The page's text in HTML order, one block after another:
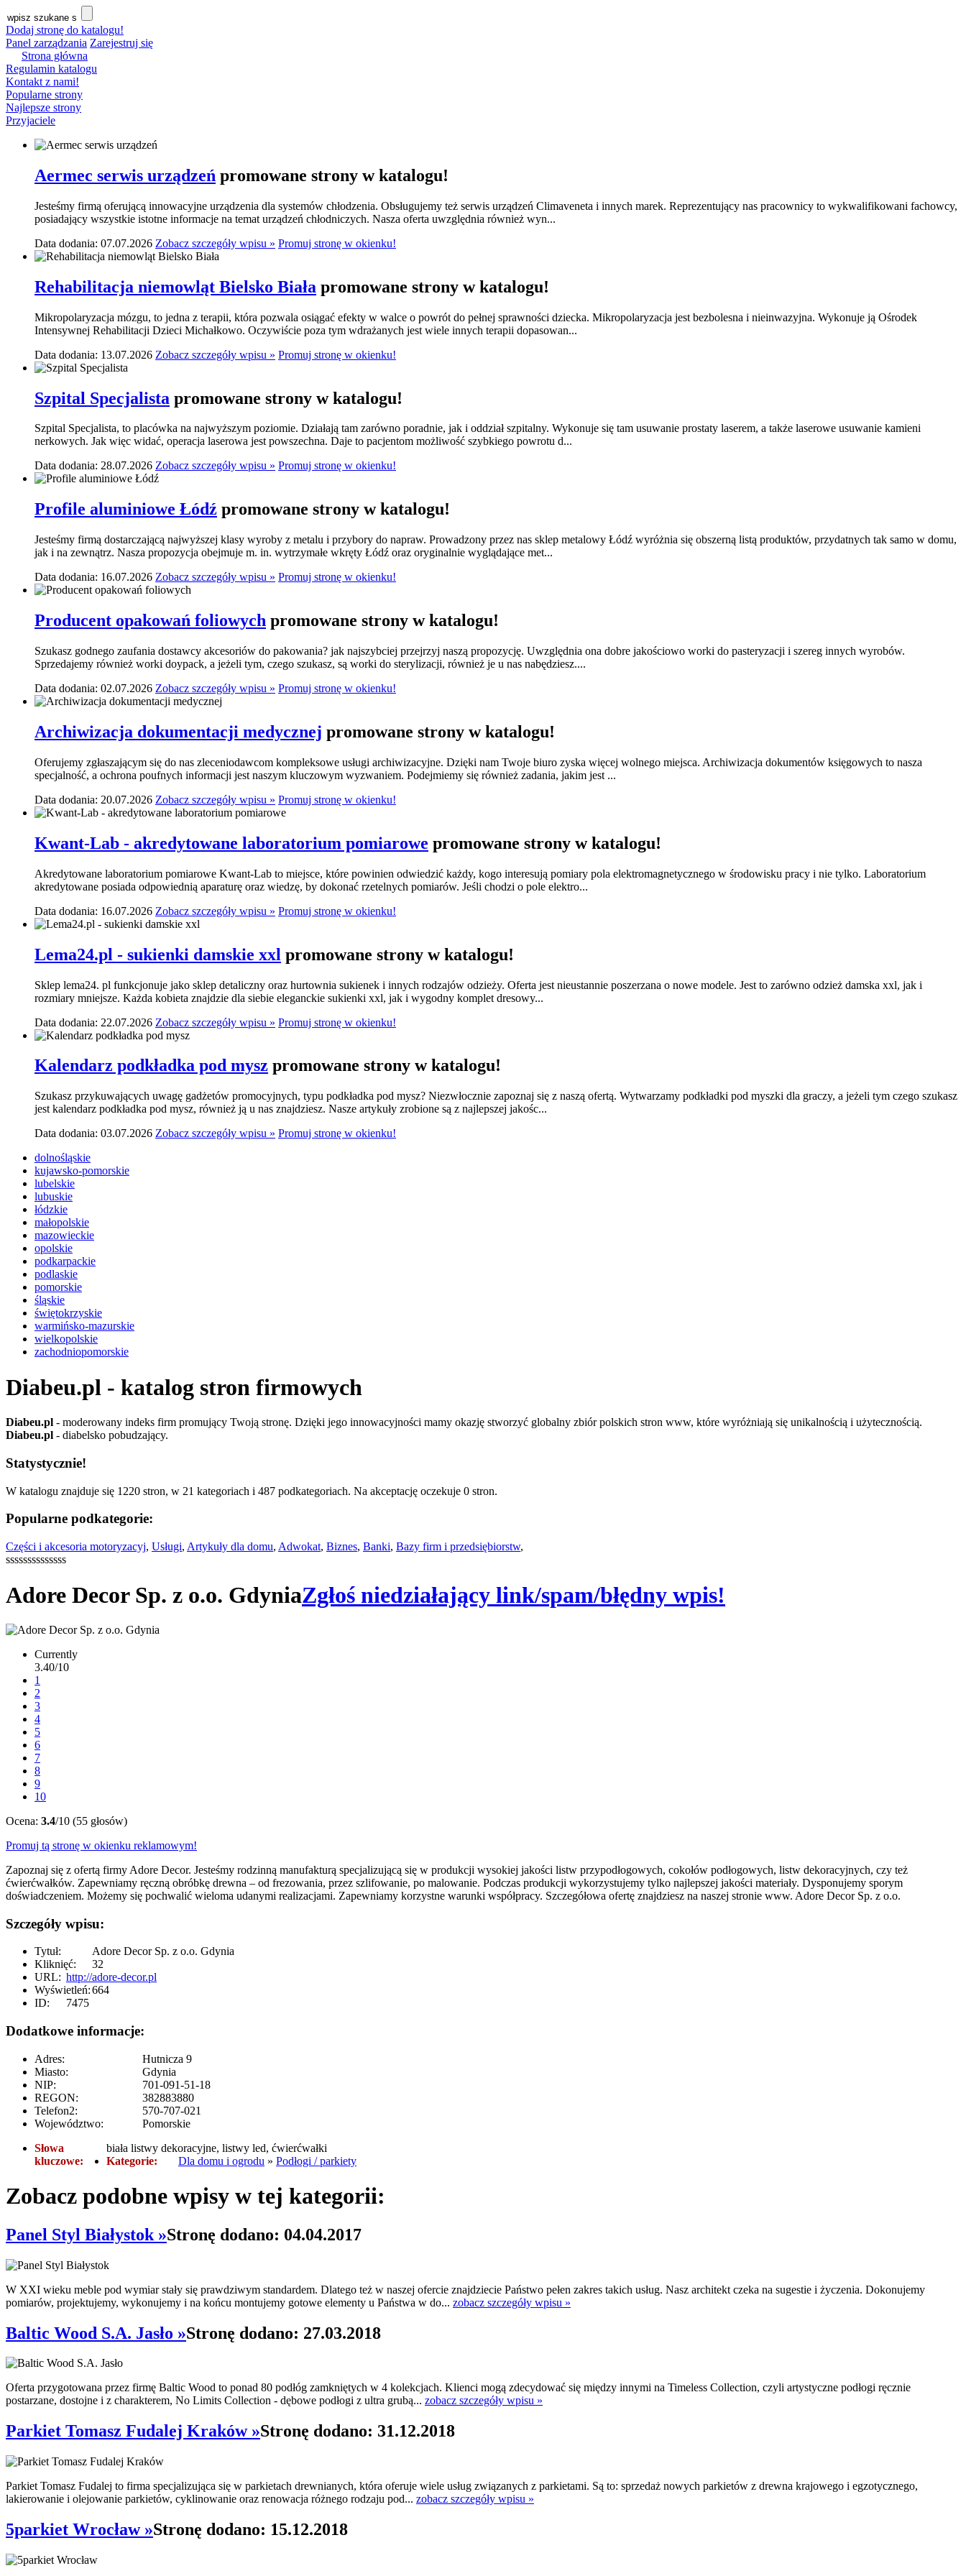
Dodaj stronę do katalogu!
Panel zarządzania Zarejestruj się
Strona główna
Regulamin katalogu
Kontakt z nami!
Popularne strony
Najlepsze strony
Przyjaciele
Aermec serwis urządzeń promowane strony w katalogu!
Jesteśmy firmą oferującą innowacyjne urządzenia dla systemów chłodzenia. Obsługujemy też serwis urządzeń Climaveneta i innych marek. Reprezentujący nas pracownicy to wykwalifikowani fachowcy,
posiadający wszystkie istotne informacje na temat urządzeń chłodniczych. Nasza oferta uwzględnia również wyn...
Data dodania: 07.07.2026 Zobacz szczegóły wpisu » Promuj stronę w okienku!
Rehabilitacja niemowląt Bielsko Biała promowane strony w katalogu!
Mikropolaryzacja mózgu, to jedna z terapii, która pozwala osiągać efekty w walce o powrót do pełnej sprawności dziecka. Mikropolaryzacja jest bezbolesna i nieinwazyjna. Wykonuje ją Ośrodek
Intensywnej Rehabilitacji Dzieci Michałkowo. Oczywiście poza tym wdrażanych jest wiele innych terapii dopasowan...
Data dodania: 13.07.2026 Zobacz szczegóły wpisu » Promuj stronę w okienku!
Szpital Specjalista promowane strony w katalogu!
Szpital Specjalista, to placówka na najwyższym poziomie. Działają tam zarówno poradnie, jak i oddział szpitalny. Wykonuje się tam usuwanie prostaty laserem, a także laserowe usuwanie kamieni
nerkowych. Jak więc widać, operacja laserowa jest powszechna. Daje to pacjentom możliwość szybkiego powrotu d...
Data dodania: 28.07.2026 Zobacz szczegóły wpisu » Promuj stronę w okienku!
Profile aluminiowe Łódź promowane strony w katalogu!
Jesteśmy firmą dostarczającą najwyższej klasy wyroby z metalu i przybory do napraw. Prowadzony przez nas sklep metalowy Łódź wyróżnia się obszerną listą produktów, przydatnych tak samo w domu,
jak i na zewnątrz. Nasza propozycja obejmuje m. in. wytrzymałe wkręty Łódź oraz oryginalnie wyglądające met...
Data dodania: 16.07.2026 Zobacz szczegóły wpisu » Promuj stronę w okienku!
Producent opakowań foliowych promowane strony w katalogu!
Szukasz godnego zaufania dostawcy akcesoriów do pakowania? jak najszybciej przejrzyj naszą propozycję. Uwzględnia ona dobre jakościowo worki do pasteryzacji i szereg innych wyrobów.
Sprzedajemy również worki doypack, a jeżeli tym, czego szukasz, są worki do sterylizacji, również je u nas nabędziesz....
Data dodania: 02.07.2026 Zobacz szczegóły wpisu » Promuj stronę w okienku!
Archiwizacja dokumentacji medycznej promowane strony w katalogu!
Oferujemy zgłaszającym się do nas zleceniodawcom kompleksowe usługi archiwizacyjne. Dzięki nam Twoje biuro zyska więcej wolnego miejsca. Archiwizacja dokumentów księgowych to nasza
specjalność, a ochrona poufnych informacji jest naszym kluczowym wyzwaniem. Podejmiemy się również zadania, jakim jest ...
Data dodania: 20.07.2026 Zobacz szczegóły wpisu » Promuj stronę w okienku!
Kwant-Lab - akredytowane laboratorium pomiarowe promowane strony w katalogu!
Akredytowane laboratorium pomiarowe Kwant-Lab to miejsce, które powinien odwiedzić każdy, kogo interesują pomiary pola elektromagnetycznego w środowisku pracy i nie tylko. Laboratorium
akredytowane posiada odpowiednią aparaturę oraz wiedzę, by dokonać rzetelnych pomiarów. Jeśli chodzi o pole elektro...
Data dodania: 16.07.2026 Zobacz szczegóły wpisu » Promuj stronę w okienku!
Lema24.pl - sukienki damskie xxl promowane strony w katalogu!
Sklep lema24. pl funkcjonuje jako sklep detaliczny oraz hurtownia sukienek i innych rodzajów odzieży. Oferta jest nieustannie poszerzana o nowe modele. Jest to zarówno odzież damska xxl, jak i
rozmiary mniejsze. Każda kobieta znajdzie dla siebie eleganckie sukienki xxl, jak i wygodny komplet dresowy...
Data dodania: 22.07.2026 Zobacz szczegóły wpisu » Promuj stronę w okienku!
Kalendarz podkładka pod mysz promowane strony w katalogu!
Szukasz przykuwających uwagę gadżetów promocyjnych, typu podkładka pod mysz? Niezwłocznie zapoznaj się z naszą ofertą. Wytwarzamy podkładki pod myszki dla graczy, a jeżeli tym czego szukasz
jest kalendarz podkładka pod mysz, również ją u nas znajdziesz. Nasze artykuły zrobione są z najlepszej jakośc...
Data dodania: 03.07.2026 Zobacz szczegóły wpisu » Promuj stronę w okienku!
dolnośląskie
kujawsko-pomorskie
lubelskie
lubuskie
łódzkie
małopolskie
mazowieckie
opolskie
podkarpackie
podlaskie
pomorskie
śląskie
świętokrzyskie
warmińsko-mazurskie
wielkopolskie
zachodniopomorskie
Diabeu.pl - katalog stron firmowych
Diabeu.pl - moderowany indeks firm promujący Twoją stronę. Dzięki jego innowacyjności mamy okazję stworzyć globalny zbiór polskich stron www, które wyróżniają się unikalnością i użytecznością.
Diabeu.pl - diabelsko pobudzający.
Statystycznie!
W katalogu znajduje się 1220 stron, w 21 kategoriach i 487 podkategoriach. Na akceptację oczekuje 0 stron.
Popularne podkategorie:
Części i akcesoria motoryzacyj, Usługi, Artykuły dla domu, Adwokat, Biznes, Banki, Bazy firm i przedsiębiorstw,
ssssssssssssss
Adore Decor Sp. z o.o. GdyniaZgłoś niedziałający link/spam/błędny wpis!
Currently
3.40/10
1
2
3
4
5
6
7
8
9
10
Ocena: 3.4/10 (55 głosów)
Promuj tą stronę w okienku reklamowym!
Zapoznaj się z ofertą firmy Adore Decor. Jesteśmy rodzinną manufakturą specjalizującą się w produkcji wysokiej jakości listw przypodłogowych, cokołów podłogowych, listw dekoracyjnych, czy też
ćwierćwałków. Zapewniamy ręczną obróbkę drewna – od frezowania, przez szlifowanie, po malowanie. Podczas produkcji wykorzystujemy tylko najlepszej jakości materiały. Dysponujemy sporym
doświadczeniem. Możemy się pochwalić wieloma udanymi realizacjami. Zapewniamy korzystne warunki współpracy. Szczegółowa ofertę znajdziesz na naszej stronie www. Adore Decor Sp. z o.o.
Szczegóły wpisu:
Tytuł:
Adore Decor Sp. z o.o. Gdynia
Kliknięć:
32
URL: http://adore-decor.pl
Wyświetleń:664
ID:
7475
Dodatkowe informacje:
Adres:
Hutnicza 9
Miasto:
Gdynia
NIP:
701-091-51-18
REGON:
382883880
Telefon2:
570-707-021
Województwo:
Pomorskie
Słowa
kluczowe:
biała listwy dekoracyjne, listwy led, ćwierćwałki
Kategorie:
Dla domu i ogrodu » Podłogi / parkiety
Zobacz podobne wpisy w tej kategorii:
Panel Styl Białystok »Stronę dodano: 04.04.2017
W XXI wieku meble pod wymiar stały się prawdziwym standardem. Dlatego też w naszej ofercie znajdziecie Państwo pełen zakres takich usług. Nasz architekt czeka na sugestie i życzenia. Dokonujemy
pomiarów, projektujemy, wykonujemy i na końcu montujemy gotowe elementy u Państwa w do... zobacz szczegóły wpisu »
Baltic Wood S.A. Jasło »Stronę dodano: 27.03.2018
Oferta przygotowana przez firmę Baltic Wood to ponad 80 podłóg zamkniętych w 4 kolekcjach. Klienci mogą zdecydować się między innymi na Timeless Collection, czyli artystyczne podłogi ręcznie
postarzane, dostojne i z charakterem, No Limits Collection - dębowe podłogi z ultra grubą... zobacz szczegóły wpisu »
Parkiet Tomasz Fudalej Kraków »Stronę dodano: 31.12.2018
Parkiet Tomasz Fudalej to firma specjalizująca się w parkietach drewnianych, która oferuje wiele usług związanych z parkietami. Są to: sprzedaż nowych parkietów z drewna krajowego i egzotycznego,
lakierowanie i olejowanie parkietów, cyklinowanie oraz renowacja różnego rodzaju pod... zobacz szczegóły wpisu »
5parkiet Wrocław »Stronę dodano: 15.12.2018